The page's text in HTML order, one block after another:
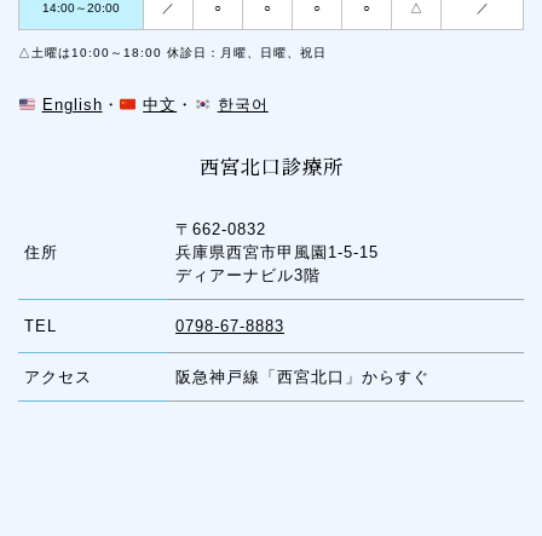
14:00～20:00 ／ ○ ○ ○ ○ △ ／
△土曜は10:00～18:00 休診日：月曜、日曜、祝日
English ・ 中文 ・ 한국어
西宮北口診療所
住所
〒662-0832
兵庫県西宮市甲風園1-5-15
ディアーナビル3階
TEL 0798-67-8883
アクセス 阪急神戸線「西宮北口」からすぐ